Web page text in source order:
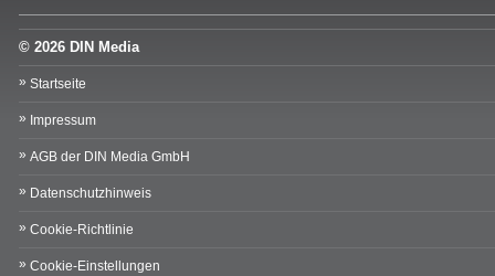
© 2026 DIN Media
Startseite
Impressum
AGB der DIN Media GmbH
Datenschutzhinweis
Cookie-Richtlinie
Cookie-Einstellungen